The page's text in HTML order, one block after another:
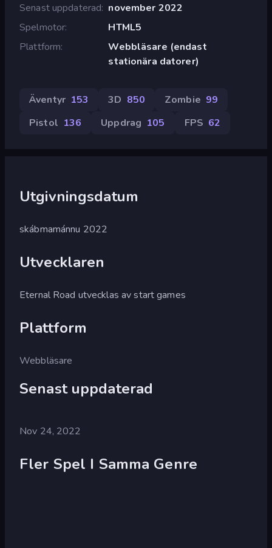
Senast uppdaterad november 2022
Spelmotor
HTML5
Plattform
Webbläsare (endast
stationära datorer)
Äventyr 153 3D 850 Zombie 99
Pistol 136 Uppdrag 105 FPS 62
Utgivningsdatum
skábmamánnu 2022
Utvecklaren
Eternal Road utvecklas av start games
Plattform
Webbläsare
Senast uppdaterad
Nov 24, 2022
Fler Spel I Samma Genre